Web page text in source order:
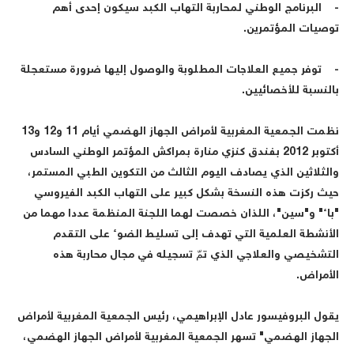
- البرنامج الوطني لمحاربة التهاب الكبد سيكون إحدى أهم
توصيات المؤتمرين.
- توفر جميع العلاجات المطلوبة والوصول إليها ضرورة مستعجلة
بالنسبة للأخصائيين.
نظمت الجمعية المغربية لأمراض الجهاز الهضمي أيام 11 و12 و13
أكتوبر 2012 بفندق كنزي منارة بمراكش المؤتمر الوطني السادس
والثلاثين الذي يصادف اليوم الثالث من التكوين الطبي المستمر،
حيث ركزت هذه النسخة بشكل كبير على التهاب الكبد الفيروسي
"باء" و"سين"، اللذان خصصت لهما اللجنة المنظمة عددا مهما من
الأنشطة العلمية التي تهدف إلى تسليط الضوء على التقدم
التشخيصي والعلاجي الذي تمّ تسجيله في مجال محاربة هذه
الأمراض.
يقول البروفيسور عادل الإبراهيمي، رئيس الجمعية المغربية لأمراض
الجهاز الهضمي" تسهر الجمعية المغربية لأمراض الجهاز الهضمي،